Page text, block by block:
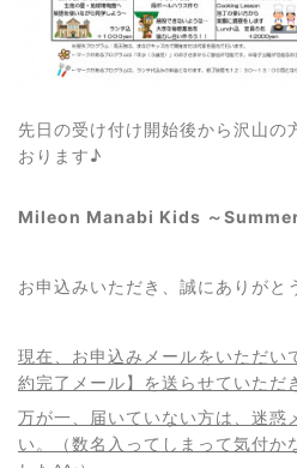
先日の受け付け開始後から沢山の
おります♪
Mileon Manabi Kids ～
お申込みいただき、誠にありがと
現在、お申込みメールをいただい
約完了メール】を送らせていただ
万が一、届いていない方は、迷惑
い。（数名入ってしまって気付か